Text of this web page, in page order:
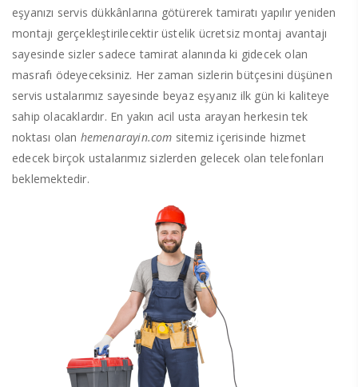
eşyanızı servis dükkânlarına götürerek tamiratı yapılır yeniden
montajı gerçekleştirilecektir üstelik ücretsiz montaj avantajı
sayesinde sizler sadece tamirat alanında ki gidecek olan
masrafı ödeyeceksiniz. Her zaman sizlerin bütçesini düşünen
servis ustalarımız sayesinde beyaz eşyanız ilk gün ki kaliteye
sahip olacaklardır. En yakın acil usta arayan herkesin tek
noktası olan hemenarayin.com sitemiz içerisinde hizmet
edecek birçok ustalarımız sizlerden gelecek olan telefonları
beklemektedir.